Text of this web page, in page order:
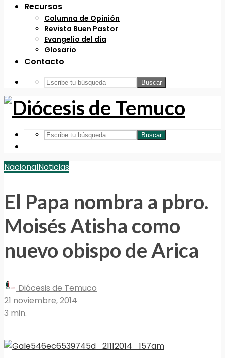
Recursos
Columna de Opinión
Revista Buen Pastor
Evangelio del día
Glosario
Contacto
Buscar
Buscar
NacionalNoticias
El Papa nombra a pbro.
Moisés Atisha como
nuevo obispo de Arica
Diócesis de Temuco
21 noviembre, 2014
3 min.